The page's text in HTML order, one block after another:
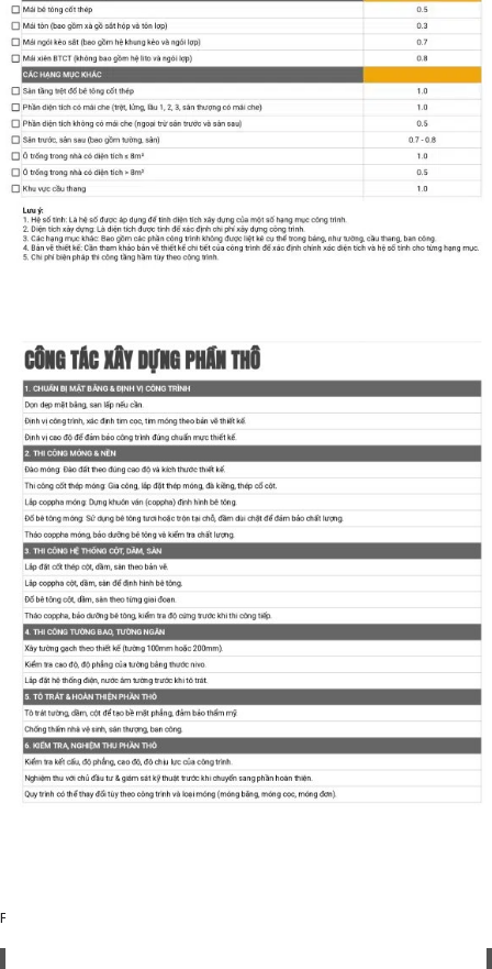
Facebook: